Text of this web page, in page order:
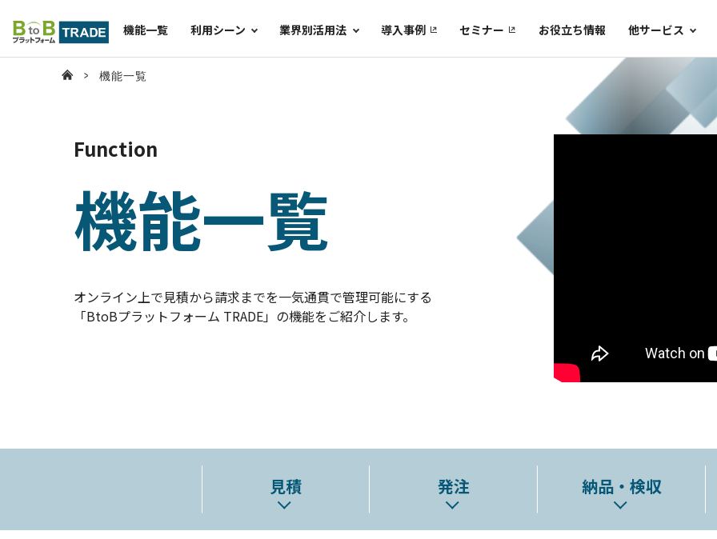
機能一覧 利用シーン 業界別活用法 導入事例 セミナー お役立ち情報 他サービス
機能一覧
Function
機能一覧
オンライン上で見積から請求までを一気通貫で管理可能にする
「BtoBプラットフォーム TRADE」の機能をご紹介します。
見積 発注 納品・検収